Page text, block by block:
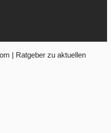
| Ratgeber zu aktuellen